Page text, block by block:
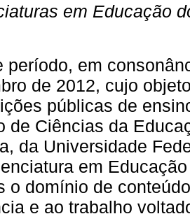
em Educação
período, em
de 2012, cujo
públicas de
de Ciências da
da Universidade
em
o domínio de
e ao trabalho